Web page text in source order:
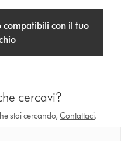
con il tuo
cercavi?
stai cercando,Contattaci.